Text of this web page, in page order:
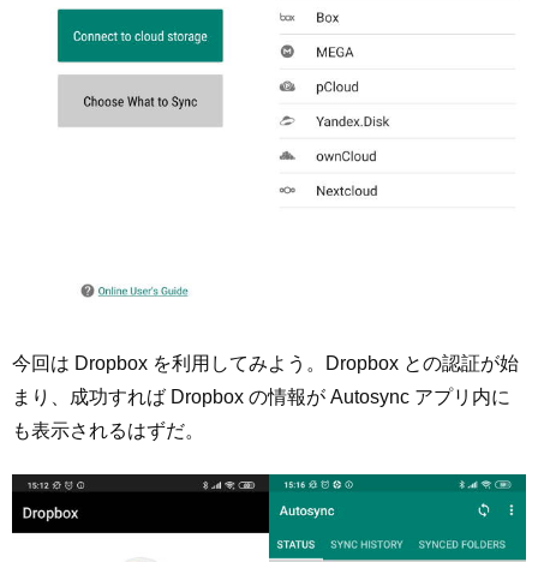
今回は Dropbox を利用してみよう。Dropbox との認証が始
まり、成功すれば Dropbox の情報が Autosync アプリ内に
も表示されるはずだ。